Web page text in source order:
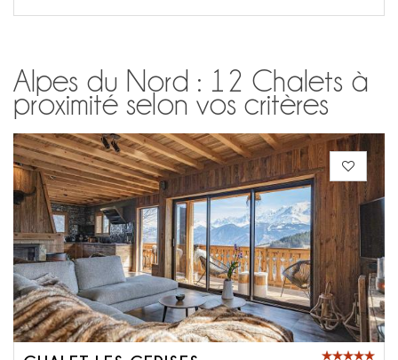
Alpes du Nord : 12 Chalets à
proximité selon vos critères